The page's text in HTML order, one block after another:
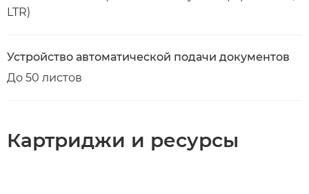
LTR)
Устройство автоматической подачи документов
До 50 листов
Картриджи и ресурсы